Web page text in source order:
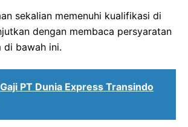
sekalian memenuhi kualifikasi di
dengan membaca persyaratan
di bawah ini.
Gaji PT Dunia Express Transindo